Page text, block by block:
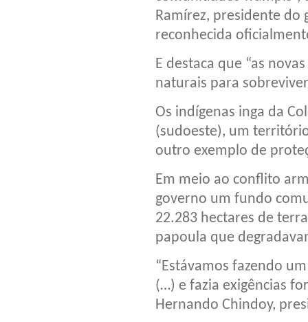
Ramírez, presidente do
reconhecida
E destaca que “as
naturais para
Os indígenas inga da
(sudoeste), um
outro exemplo de
Em meio ao conflito
governo um fundo
22.283 hectares de
papoula que
“Estávamos fazendo
(…) e fazia exigências
Hernando Chindoy,